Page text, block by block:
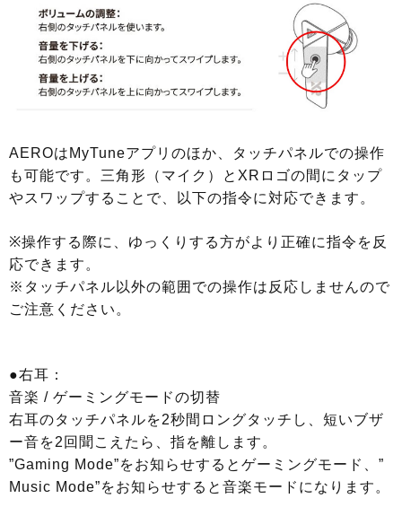
AEROはMyTuneアプリのほか、タッチパネルでの操作
も可能です。三角形（マイク）とXRロゴの間にタップ
やスワップすることで、以下の指令に対応できます。
※操作する際に、ゆっくりする方がより正確に指令を反
応できます。
※タッチパネル以外の範囲での操作は反応しませんので
ご注意ください。
●右耳：
音楽 / ゲーミングモードの切替
右耳のタッチパネルを2秒間ロングタッチし、短いブザ
ー音を2回聞こえたら、指を離します。
”Gaming Mode”をお知らせするとゲーミングモード、”
Music Mode”をお知らせすると音楽モードになります。